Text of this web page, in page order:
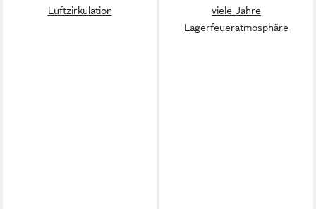
Luftzirkulation
viele Jahre
Lagerfeueratmosphäre